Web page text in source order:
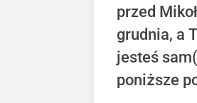
przed
grudnia, a
jesteś
poniższe